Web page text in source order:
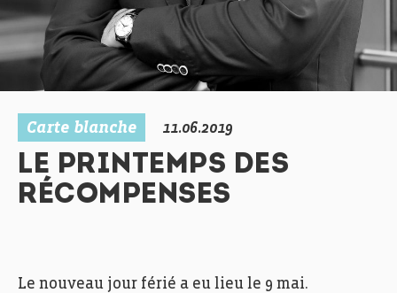
Carte blanche 11.06.2019
LE PRINTEMPS DES
RÉCOMPENSES
Le nouveau jour férié a eu lieu le 9 mai.